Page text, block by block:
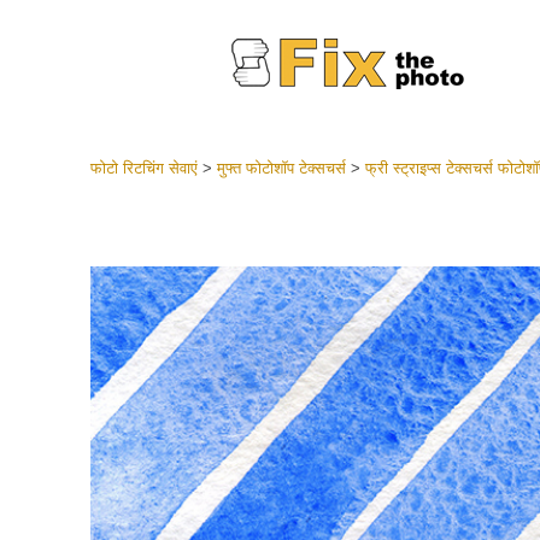
शादी की
बेस्ट
मोबाइल
फोटो रिटचिंग सेवाएं>मुफ्त फोटोशॉप टेक्सचर्स>फ्री स्ट्राइप्स टेक्सचर्स